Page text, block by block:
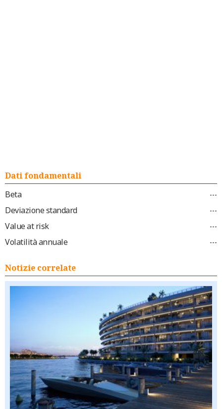
Dati fondamentali
Beta
---
Deviazione standard ---
Value at risk ---
Volatilità annuale ---
Notizie correlate